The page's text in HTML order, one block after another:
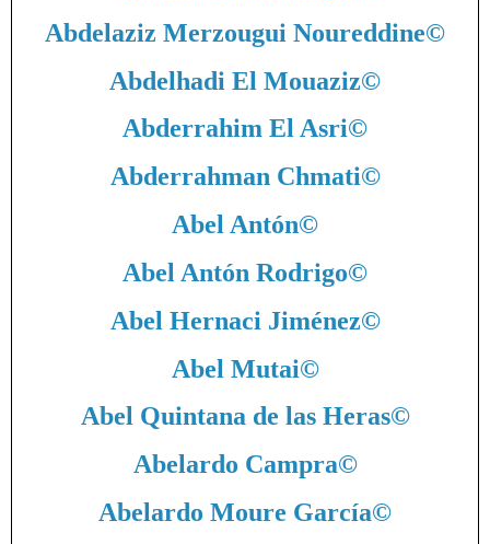
Abdelaziz Merzougui Noureddine©
Abdelhadi El Mouaziz©
Abderrahim El Asri©
Abderrahman Chmati©
Abel Antón©
Abel Antón Rodrigo©
Abel Hernaci Jiménez©
Abel Mutai©
Abel Quintana de las Heras©
Abelardo Campra©
Abelardo Moure García©